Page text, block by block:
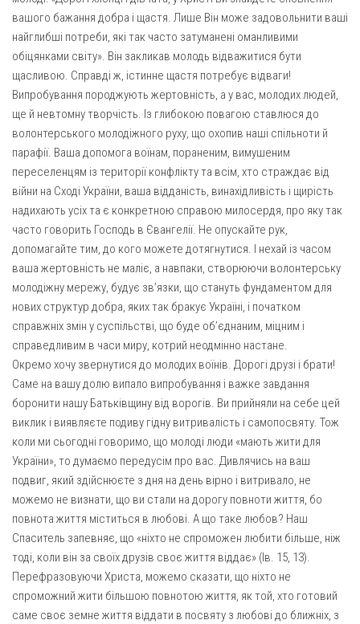
вашого бажання добра і щастя. Лише Він може задовольнити ваші
найглибші потреби, які так часто затуманені оманливими
обіцянками світу». Він закликав молодь відважитися бути
щасливою. Справді ж, істинне щастя потребує відваги!
Випробування породжують жертовність, а у вас, молодих людей,
ще й невтомну творчість. Із глибокою повагою ставлюся до
волонтерського молодіжного руху, що охопив наші спільноти й
парафії. Ваша допомога воїнам, пораненим, вимушеним
переселенцям із території конфлікту та всім, хто страждає від
війни на Сході України, ваша відданість, винахідливість і щирість
надихають усіх та є конкретною справою милосердя, про яку так
часто говорить Господь в Євангелії. Не опускайте рук,
допомагайте тим, до кого можете дотягнутися. І нехай із часом
ваша жертовність не маліє, а навпаки, створюючи волонтерську
молодіжну мережу, будує зв’язки, що стануть фундаментом для
нових структур добра, яких так бракує Україні, і початком
справжніх змін у суспільстві, що буде об’єднаним, міцним і
справедливим в часи миру, котрий неодмінно настане.
Окремо хочу звернутися до молодих воїнів. Дорогі друзі і брати!
Саме на вашу долю випало випробування і важке завдання
боронити нашу Батьківщину від ворогів. Ви прийняли на себе цей
виклик і виявляєте подиву гідну витривалість і самопосвяту. Тож
коли ми сьогодні говоримо, що молоді люди «мають жити для
України», то думаємо передусім про вас. Дивлячись на ваш
подвиг, який здійснюєте з дня на день вірно і витривало, не
можемо не визнати, що ви стали на дорогу повноти життя, бо
повнота життя міститься в любові. А що таке любов? Наш
Спаситель запевняє, що «ніхто не спроможен любити більше, ніж
тоді, коли він за своїх друзів своє життя віддає» (Ів. 15, 13).
Перефразовуючи Христа, можемо сказати, що ніхто не
спроможний жити більшою повнотою життя, як той, хто готовий
саме своє земне життя віддати в посвяту з любові до ближніх, з